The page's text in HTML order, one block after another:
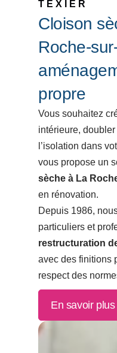
TEXIER
Cloison
Roche-
propre
Vous souhaitez
intérieure,
l’isolation dans
vous propose un
sèche à La
en rénovation.
Depuis 1986,
particuliers et
restructuration
avec des finitions
respect des
En savoir plus